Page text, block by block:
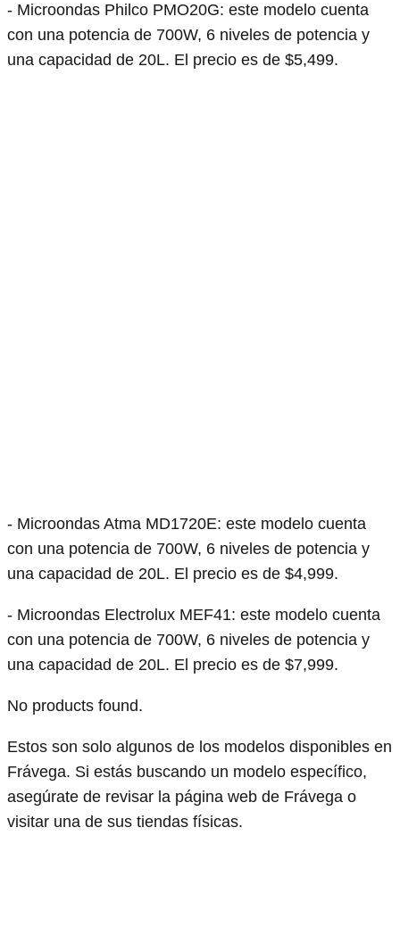
- Microondas Philco PMO20G: este modelo cuenta
con una potencia de 700W, 6 niveles de potencia y
una capacidad de 20L. El precio es de $5,499.
- Microondas Atma MD1720E: este modelo cuenta
con una potencia de 700W, 6 niveles de potencia y
una capacidad de 20L. El precio es de $4,999.
- Microondas Electrolux MEF41: este modelo cuenta
con una potencia de 700W, 6 niveles de potencia y
una capacidad de 20L. El precio es de $7,999.
No products found.
Estos son solo algunos de los modelos disponibles en
Frávega. Si estás buscando un modelo específico,
asegúrate de revisar la página web de Frávega o
visitar una de sus tiendas físicas.